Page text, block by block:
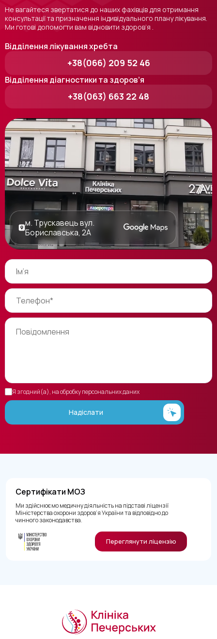
Не вагайтеся звертатися до наших фахівців для отримання
консультації та призначення індивідуального плану лікування.
Ми готові допомогти вам відновити здоров’я .
Я згодний(а), на обробку персональних даних
Надіслати
Відділення лікування хребта
+38(066) 209 52 46
Відділення діагностики та здоров’я
+38(063) 663 22 48
м. Трускавець вул.
Бориславська, 2А
Сертифікати МОЗ
Ми здійснюємо медичну діяльність на підставі ліцензії
Міністерства охорони здоров’я України та відповідно до
чинного законодавства.
Переглянути ліцензію